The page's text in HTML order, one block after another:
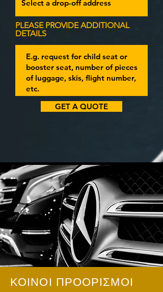
PLEASE PROVIDE ADDITIONAL
DETAILS
GET A QUOTE
ΚΟΙΝΟΙ ΠΡΟΟΡΙΣΜΟΙ